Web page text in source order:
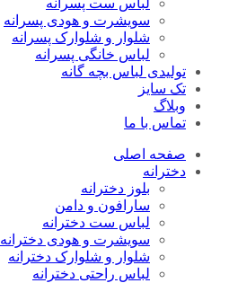
لباس ست پسرانه
سویشرت و هودی پسرانه
شلوار و شلوارک پسرانه
لباس خانگی پسرانه
تولیدی لباس بچه گانه
تک سایز
وبلاگ
تماس با ما
صفحه اصلی
دخترانه
بلوز دخترانه
سارافون و دامن
لباس ست دخترانه
سویشرت و هودی دخترانه
شلوار و شلوارک دخترانه
لباس راحتی دخترانه